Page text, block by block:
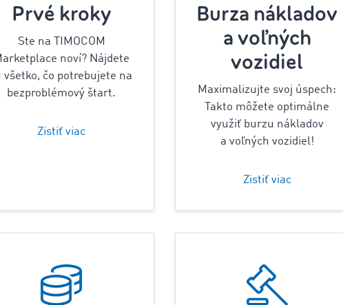
Prvé kroky
Ste na TIMOCOM
noví? Nájdete
všetko, čo potrebujete na
bezproblémový štart.
Zistiť viac
Burza nákladov
a voľných
vozidiel
Maximalizujte svoj úspech:
Takto môžete optimálne
využiť burzu nákladov
a voľných vozidiel!
Zistiť viac